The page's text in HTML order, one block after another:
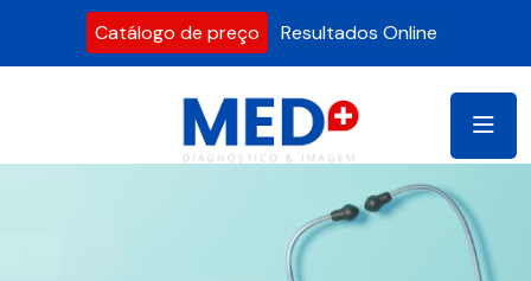
Catálogo de preço Resultados Online